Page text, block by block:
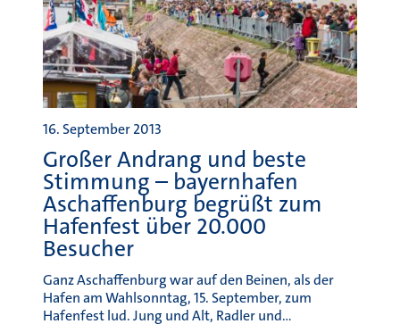
Großer Andrang und beste
Stimmung – bayernhafen
Aschaffenburg begrüßt zum
Hafenfest über 20.000
Besucher
Ganz Aschaffenburg war auf den Beinen, als der
Hafen am Wahlsonntag, 15. September, zum
Hafenfest lud. Jung und Alt, Radler und…
MEHR ERFAHREN